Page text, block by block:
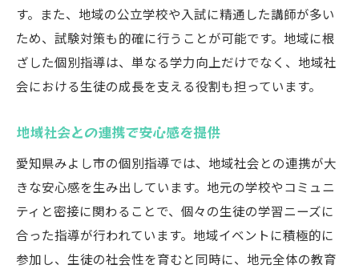
す。また、地域の公立学校や入試に精通した講師が多い
ため、試験対策も的確に行うことが可能です。地域に根
ざした個別指導は、単なる学力向上だけでなく、地域社
会における生徒の成長を支える役割も担っています。
地域社会との連携で安心感を提供
愛知県みよし市の個別指導では、地域社会との連携が大
きな安心感を生み出しています。地元の学校やコミュニ
ティと密接に関わることで、個々の生徒の学習ニーズに
合った指導が行われています。地域イベントに積極的に
参加し、生徒の社会性を育むと同時に、地元全体の教育